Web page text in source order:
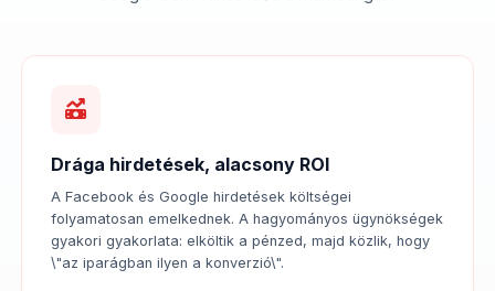
Drága hirdetések, alacsony ROI
A Facebook és Google hirdetések költségei
folyamatosan emelkednek. A hagyományos ügynökségek
gyakori gyakorlata: elköltik a pénzed, majd közlik, hogy
\"az iparágban ilyen a konverzió\".